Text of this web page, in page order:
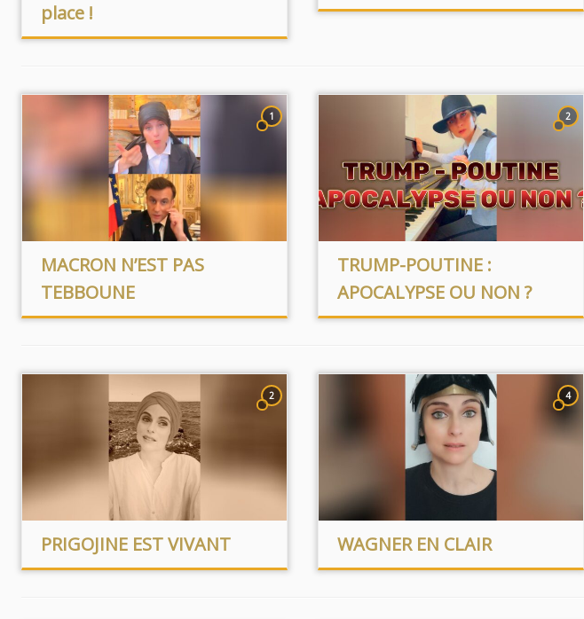
place !
1
MACRON N’EST PAS
TEBBOUNE
2
TRUMP-POUTINE :
APOCALYPSE OU NON ?
2
PRIGOJINE EST VIVANT
4
WAGNER EN CLAIR